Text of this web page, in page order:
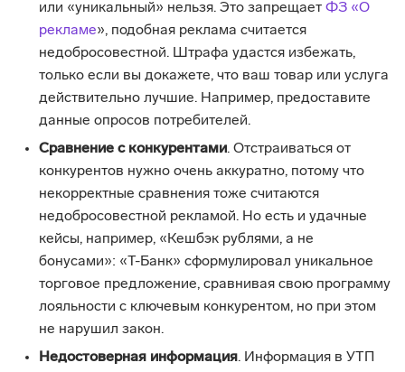
или «уникальный» нельзя. Это запрещает ФЗ «О
рекламе», подобная реклама считается
недобросовестной. Штрафа удастся избежать,
только если вы докажете, что ваш товар или услуга
действительно лучшие. Например, предоставите
данные опросов потребителей.
Сравнение с конкурентами. Отстраиваться от
конкурентов нужно очень аккуратно, потому что
некорректные сравнения тоже считаются
недобросовестной рекламой. Но есть и удачные
кейсы, например, «Кешбэк рублями, а не
бонусами»: «Т-Банк» сформулировал уникальное
торговое предложение, сравнивая свою программу
лояльности с ключевым конкурентом, но при этом
не нарушил закон.
Недостоверная информация. Информация в УТП